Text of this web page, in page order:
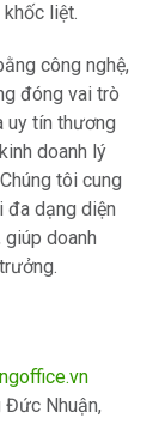
liệt.
công nghệ,
đóng vai trò
uy tín thương
doanh lý
tôi cung
đa dạng diện
doanh
Đức Nhuận,